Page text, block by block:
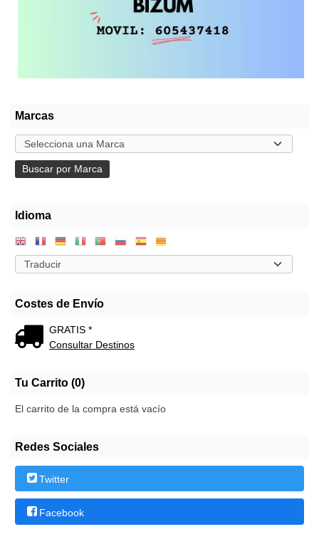
Marcas
Idioma
Costes de Envío
GRATIS *
Consultar Destinos
Tu Carrito (0)
El carrito de la compra está vacío
Redes Sociales
Twitter
Facebook